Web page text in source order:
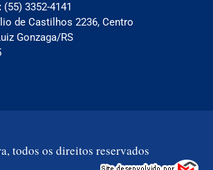
(55) 3352-4141
de Castilhos 2236, Centro
Gonzaga/RS
todos os direitos reservados